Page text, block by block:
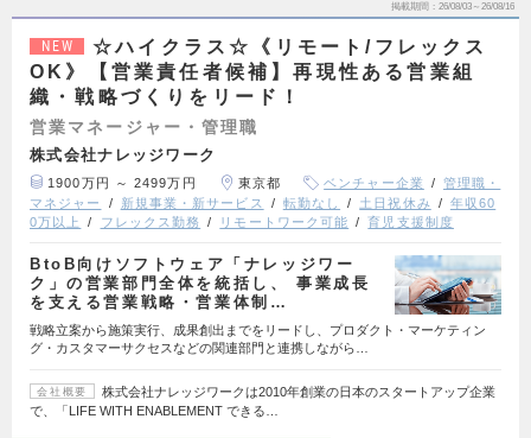
掲載期間 26/08/03～26/08/16
NEW
☆ハイクラス☆《リモート/フレックス
OK》【営業責任者候補】再現性ある営業組
織・戦略づくりをリード！
営業マネージャー・管理職
株式会社ナレッジワーク
1900万円 ～ 2499万円 東京都 ベンチャー企業
管理職・
マネジャー
新規事業・新サービス 転勤なし 土日祝休み
年収60
0万以上
フレックス勤務 リモートワーク可能 育児支援制度
BtoB向けソフトウェア「ナレッジワー
ク」の営業部門全体を統括し、 事業成長
を支える営業戦略・営業体制…
戦略立案から施策実行、成果創出までをリードし、プロダクト・マーケティン
グ・カスタマーサクセスなどの関連部門と連携しながら…
会社概要
株式会社ナレッジワークは2010年創業の日本のスタートアップ企業
で、「LIFE WITH ENABLEMENT できる…